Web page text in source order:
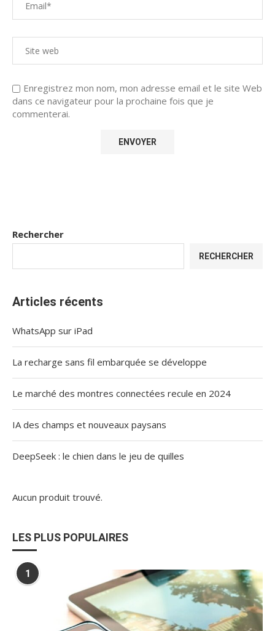
Enregistrez mon nom, mon adresse email et le site Web
dans ce navigateur pour la prochaine fois que je
commenterai.
Rechercher
RECHERCHER
Articles récents
WhatsApp sur iPad
La recharge sans fil embarquée se développe
Le marché des montres connectées recule en 2024
IA des champs et nouveaux paysans
DeepSeek : le chien dans le jeu de quilles
Aucun produit trouvé.
LES PLUS POPULAIRES
1